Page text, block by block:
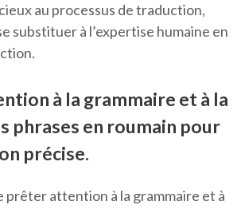
au processus de traduction,
substituer à l’expertise humaine en
à la grammaire et à la
phrases en roumain pour
précise.
prêter attention à la grammaire et à